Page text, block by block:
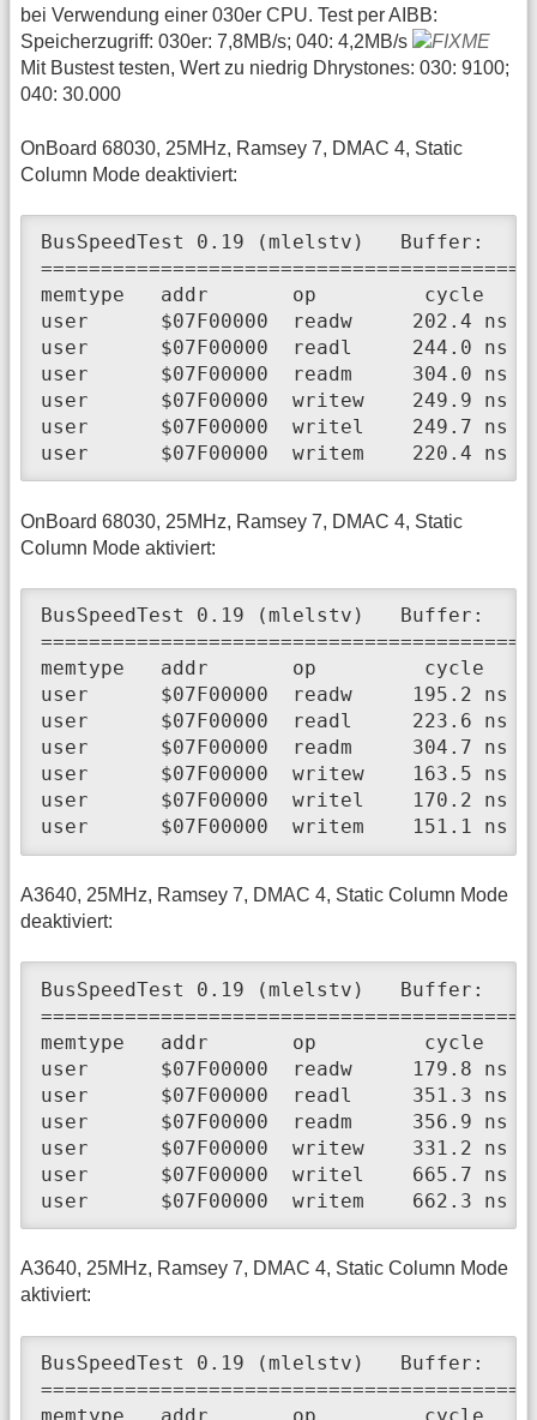
bei Verwendung einer 030er CPU. Test per AIBB:
Speicherzugriff: 030er: 7,8MB/s; 040: 4,2MB/s
Mit Bustest testen, Wert zu niedrig Dhrystones: 030: 9100;
040: 30.000
OnBoard 68030, 25MHz, Ramsey 7, DMAC 4, Static
Column Mode deaktiviert:
BusSpeedTest 0.19 (mlelstv)   Buffer:
memtype   addr       op         cycle
user      $07F00000  readw     202.4
user      $07F00000  readl     244.0 ns
user      $07F00000  readm     304.0
user      $07F00000  writew    249.9
user      $07F00000  writel    249.7 ns
user      $07F00000  writem    220.4 ns
OnBoard 68030, 25MHz, Ramsey 7, DMAC 4, Static
Column Mode aktiviert:
BusSpeedTest 0.19 (mlelstv)   Buffer:
memtype   addr       op         cycle
user      $07F00000  readw     195.2 ns
user      $07F00000  readl     223.6 ns
user      $07F00000  readm     304.7
user      $07F00000  writew    163.5 ns
user      $07F00000  writel    170.2 ns
user      $07F00000  writem    151.1 ns
A3640, 25MHz, Ramsey 7, DMAC 4, Static Column Mode
deaktiviert:
BusSpeedTest 0.19 (mlelstv)   Buffer:
memtype   addr       op         cycle
user      $07F00000  readw     179.8 ns
user      $07F00000  readl     351.3 ns
user      $07F00000  readm     356.9
user      $07F00000  writew    331.2
user      $07F00000  writel    665.7 ns
user      $07F00000  writem    662.3
A3640, 25MHz, Ramsey 7, DMAC 4, Static Column Mode
aktiviert:
BusSpeedTest 0.19 (mlelstv)   Buffer: